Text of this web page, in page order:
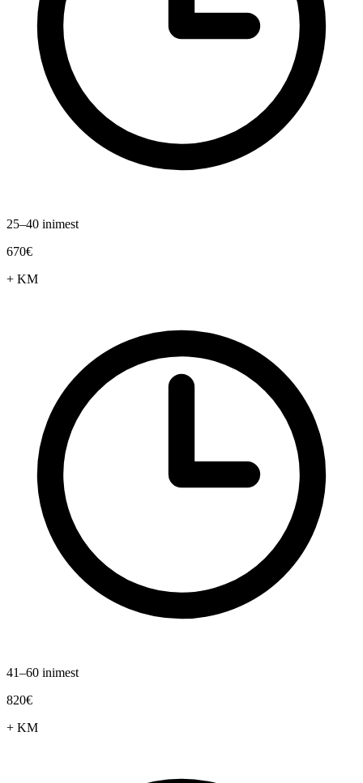
25–40 inimest
670€
+ KM
41–60 inimest
820€
+ KM